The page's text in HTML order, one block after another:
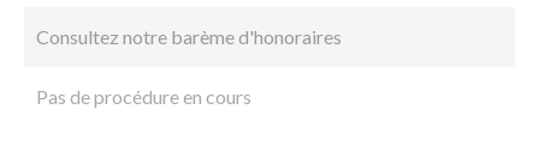
Consultez notre barème d'honoraires
Pas de procédure en cours